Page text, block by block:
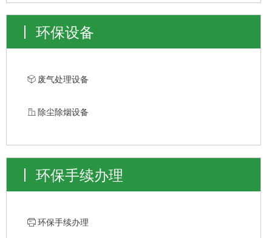
环保设备
ꁦ 废气处理设备
ꀶ 除尘除烟设备
环保手续办理
ꁧ 环保手续办理